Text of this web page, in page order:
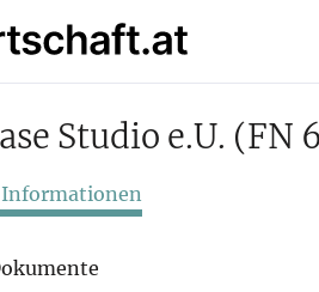
Studio e.U. (FN